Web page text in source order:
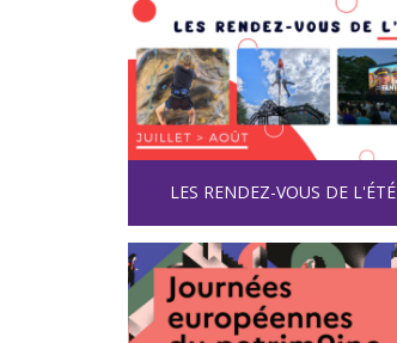
LES RENDEZ-VOUS DE L'ÉTÉ